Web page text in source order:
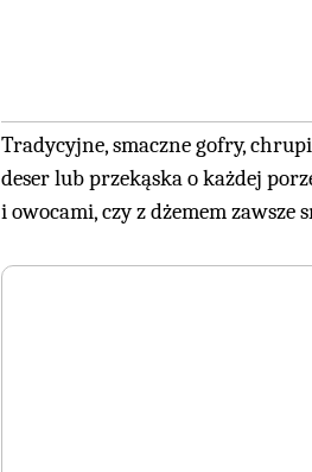
Tradycyjne, smaczne gofry,
deser lub przekąska o każdej
i owocami, czy z dżemem zawsze